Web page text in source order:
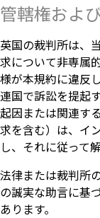
管轄権およ
英国の裁判所は、
求について非専属
様が本規約に違反
連国で訴訟を提起
起因または関連す
求を含む）は、イ
し、それに従って
法律または裁判所
の誠実な助言に基
あります。